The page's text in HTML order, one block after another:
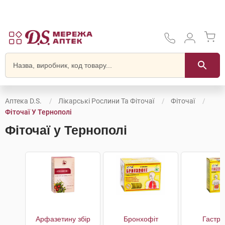
Аптека D.S. Лікарські Рослини Та Фіточаї
Фіточаї
Фіточаї У Тернополі
Фіточаї у Тернополі
Арфазетину збір Бронхофіт